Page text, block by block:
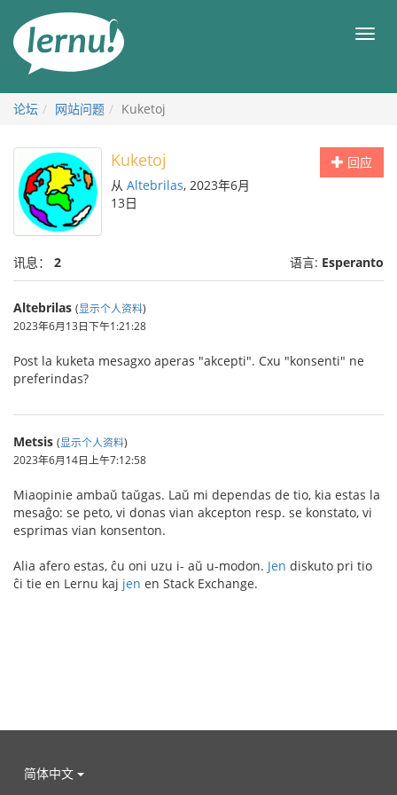
目
论坛 网站问题 Kuketoj
回应
Kuketoj
从 Altebrilas, 2023年6月
13日
讯息： 2 语言: Esperanto
Altebrilas (显示个人资料)
2023年6月13日下午1:21:28
Post la kuketa mesagxo aperas "akcepti". Cxu "konsenti" ne
preferindas?
Metsis (显示个人资料)
2023年6月14日上午7:12:58
Miaopinie ambaŭ taŭgas. Laŭ mi dependas de tio, kia estas la
mesaĝo: se peto, vi donas vian akcepton resp. se konstato, vi
esprimas vian konsenton.
Alia afero estas, ĉu oni uzu i- aŭ u-modon. Jen diskuto pri tio
ĉi tie en Lernu kaj jen en Stack Exchange.
简体中文